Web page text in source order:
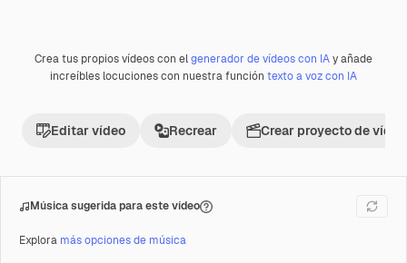
Premium
Crea tus propios vídeos con elgenerador de vídeos con IAy añade
increíbles locuciones con nuestra función texto a voz con IA
Editar vídeo Recrear Crear proyecto de vídeo
Música sugerida para este vídeo
Explora más opciones de música